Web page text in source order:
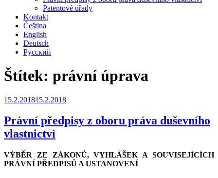
Patentové úřady
Kontakt
Čeština
English
Deutsch
Русский
Štítek: právní úprava
Publikováno
15.2.201815.2.2018
Právní předpisy z oboru práva duševního
vlastnictví
VÝBĚR ZE ZÁKONŮ, VYHLÁŠEK A SOUVISEJÍCÍCH
PRÁVNÍ PŘEDPISŮ A USTANOVENÍ